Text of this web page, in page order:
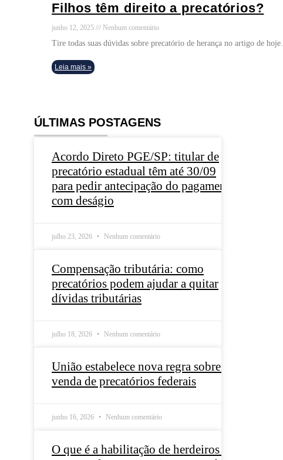
Filhos têm direito a precatórios?
junho 12, 2025 Nenhum comentário
Tire todas suas dúvidas sobre precatório de herança no artigo de hoje.
Leia mais »
ÚLTIMAS POSTAGENS
Acordo Direto PGE/SP: titular de
precatório estadual têm até 30/09
para pedir antecipação do pagamento
com deságio
julho 23, 2026 Nenhum comentário
Compensação tributária: como
precatórios podem ajudar a quitar
dívidas tributárias
julho 18, 2026 Nenhum comentário
União estabelece nova regra sobre a
venda de precatórios federais
junho 16, 2026 Nenhum comentário
O que é a habilitação de herdeiros e